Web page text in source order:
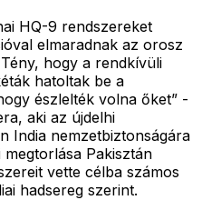
HQ-9 rendszereket
elmaradnak az orosz
hogy a rendkívüli
hatoltak be a
észlelték volna őket” -
aki az újdelhi
India nemzetbiztonságára
Pakisztán
vette célba számos
hadsereg szerint.